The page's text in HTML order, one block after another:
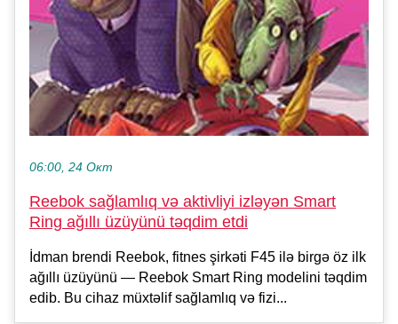
06:00, 24 Окт
Reebok sağlamlıq və aktivliyi izləyən Smart
Ring ağıllı üzüyünü təqdim etdi
İdman brendi Reebok, fitnes şirkəti F45 ilə birgə öz ilk
ağıllı üzüyünü — Reebok Smart Ring modelini təqdim
edib. Bu cihaz müxtəlif sağlamlıq və fizi...